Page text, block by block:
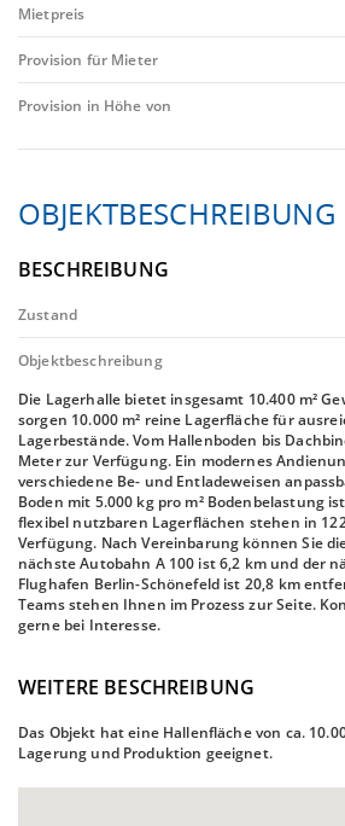
Mietpreis
Provision für Mieter
Provision in Höhe von
OBJEKTBESCHREIBUNG
BESCHREIBUNG
Zustand
Objektbeschreibung
Die Lagerhalle bietet insgesamt 10.400 m²
sorgen 10.000 m² reine Lagerfläche für
Lagerbestände. Vom Hallenboden bis
Meter zur Verfügung. Ein modernes
verschiedene Be- und Entladeweisen
Boden mit 5.000 kg pro m² Bodenbelastung
flexibel nutzbaren Lagerflächen stehen in
Verfügung. Nach Vereinbarung können Sie
nächste Autobahn A 100 ist 6,2 km und der
Flughafen Berlin-Schönefeld ist 20,8 km
Teams stehen Ihnen im Prozess zur Seite.
gerne bei Interesse.
WEITERE BESCHREIBUNG
Das Objekt hat eine Hallenfläche von ca.
Lagerung und Produktion geeignet.